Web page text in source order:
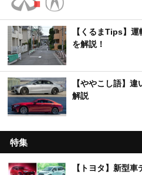
【くるまTips】
を解説！
【ややこし語】
解説
特集
【トヨタ】新型